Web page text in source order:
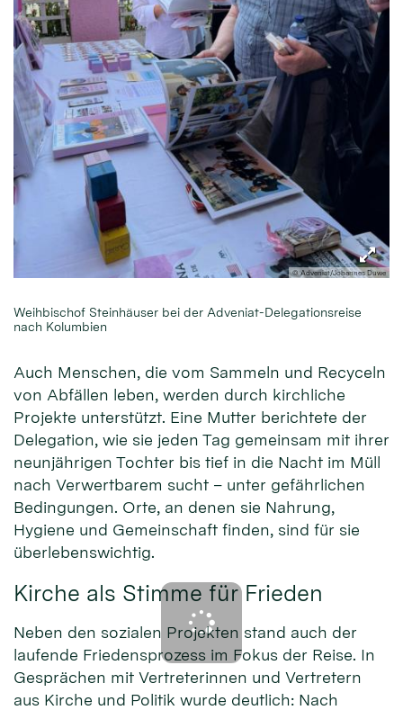
© Adveniat/Johannes Duwe
Weihbischof Steinhäuser bei der Adveniat-Delegationsreise
nach Kolumbien
Auch Menschen, die vom Sammeln und Recyceln
von Abfällen leben, werden durch kirchliche
Projekte unterstützt. Eine Mutter berichtete der
Delegation, wie sie jeden Tag gemeinsam mit ihrer
neunjährigen Tochter bis tief in die Nacht im Müll
nach Verwertbarem sucht – unter gefährlichen
Bedingungen. Orte, an denen sie Nahrung,
Hygiene und Gemeinschaft finden, sind für sie
überlebenswichtig.
Kirche als Stimme für Frieden
Neben den sozialen Projekten stand auch der
laufende Friedensprozess im Fokus der Reise. In
Gesprächen mit Vertreterinnen und Vertretern
aus Kirche und Politik wurde deutlich: Nach